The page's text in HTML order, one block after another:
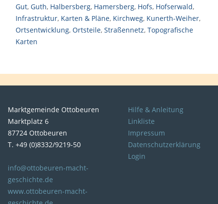
Gut, Guth, Halbersberg, Hamersberg, Hofs, Hofserwald,
Infrastruktur, Karten & Pläne, Kirchweg, Kunerth-Weiher,
Ortsentwicklung, Ortsteile, Straßennetz, Topografische
Karten
Marktgemeinde Ottobeuren
Marktplatz 6
87724 Ottobeuren
T. +49 (0)8332/9219-50
info@ottobeuren-macht-
geschichte.de
www.ottobeuren-macht-
Hilfe & Anleitung
Linkliste
Impressum
Datenschutzerklärung
Login